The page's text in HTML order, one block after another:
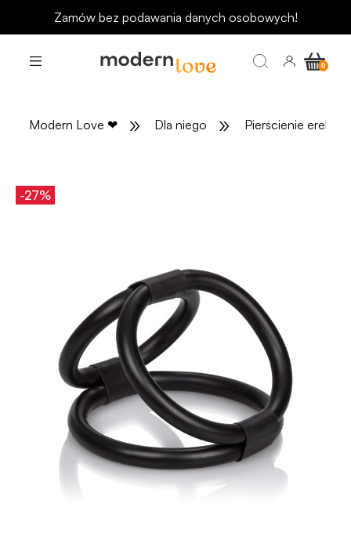
Zamów bez podawania danych osobowych!
Modern Love ❤ » Dla niego » Pierścienie
-27%